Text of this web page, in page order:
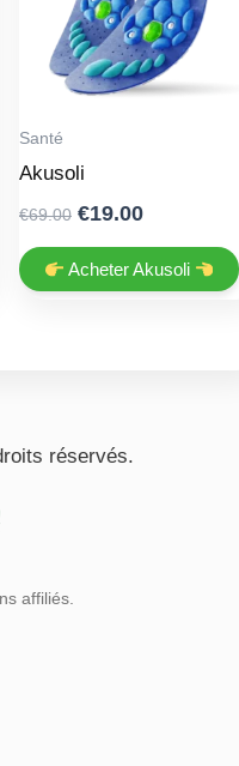
Santé
Akusoli
€69.00 Original
was:
€69.00.
€19.00Current
is:
€19.00.
Acheter Akusoli
réservés.
affiliés.